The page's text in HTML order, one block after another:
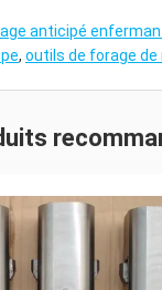
anticipé
, outils de forage de